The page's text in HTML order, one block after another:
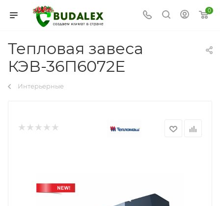
0
Тепловая завеса
КЭВ-36П6072Е
Интерьерные